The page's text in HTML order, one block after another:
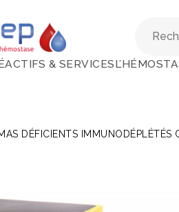
& SERVICES
DÉFICIENTS IMMUNODÉPLÉTÉS